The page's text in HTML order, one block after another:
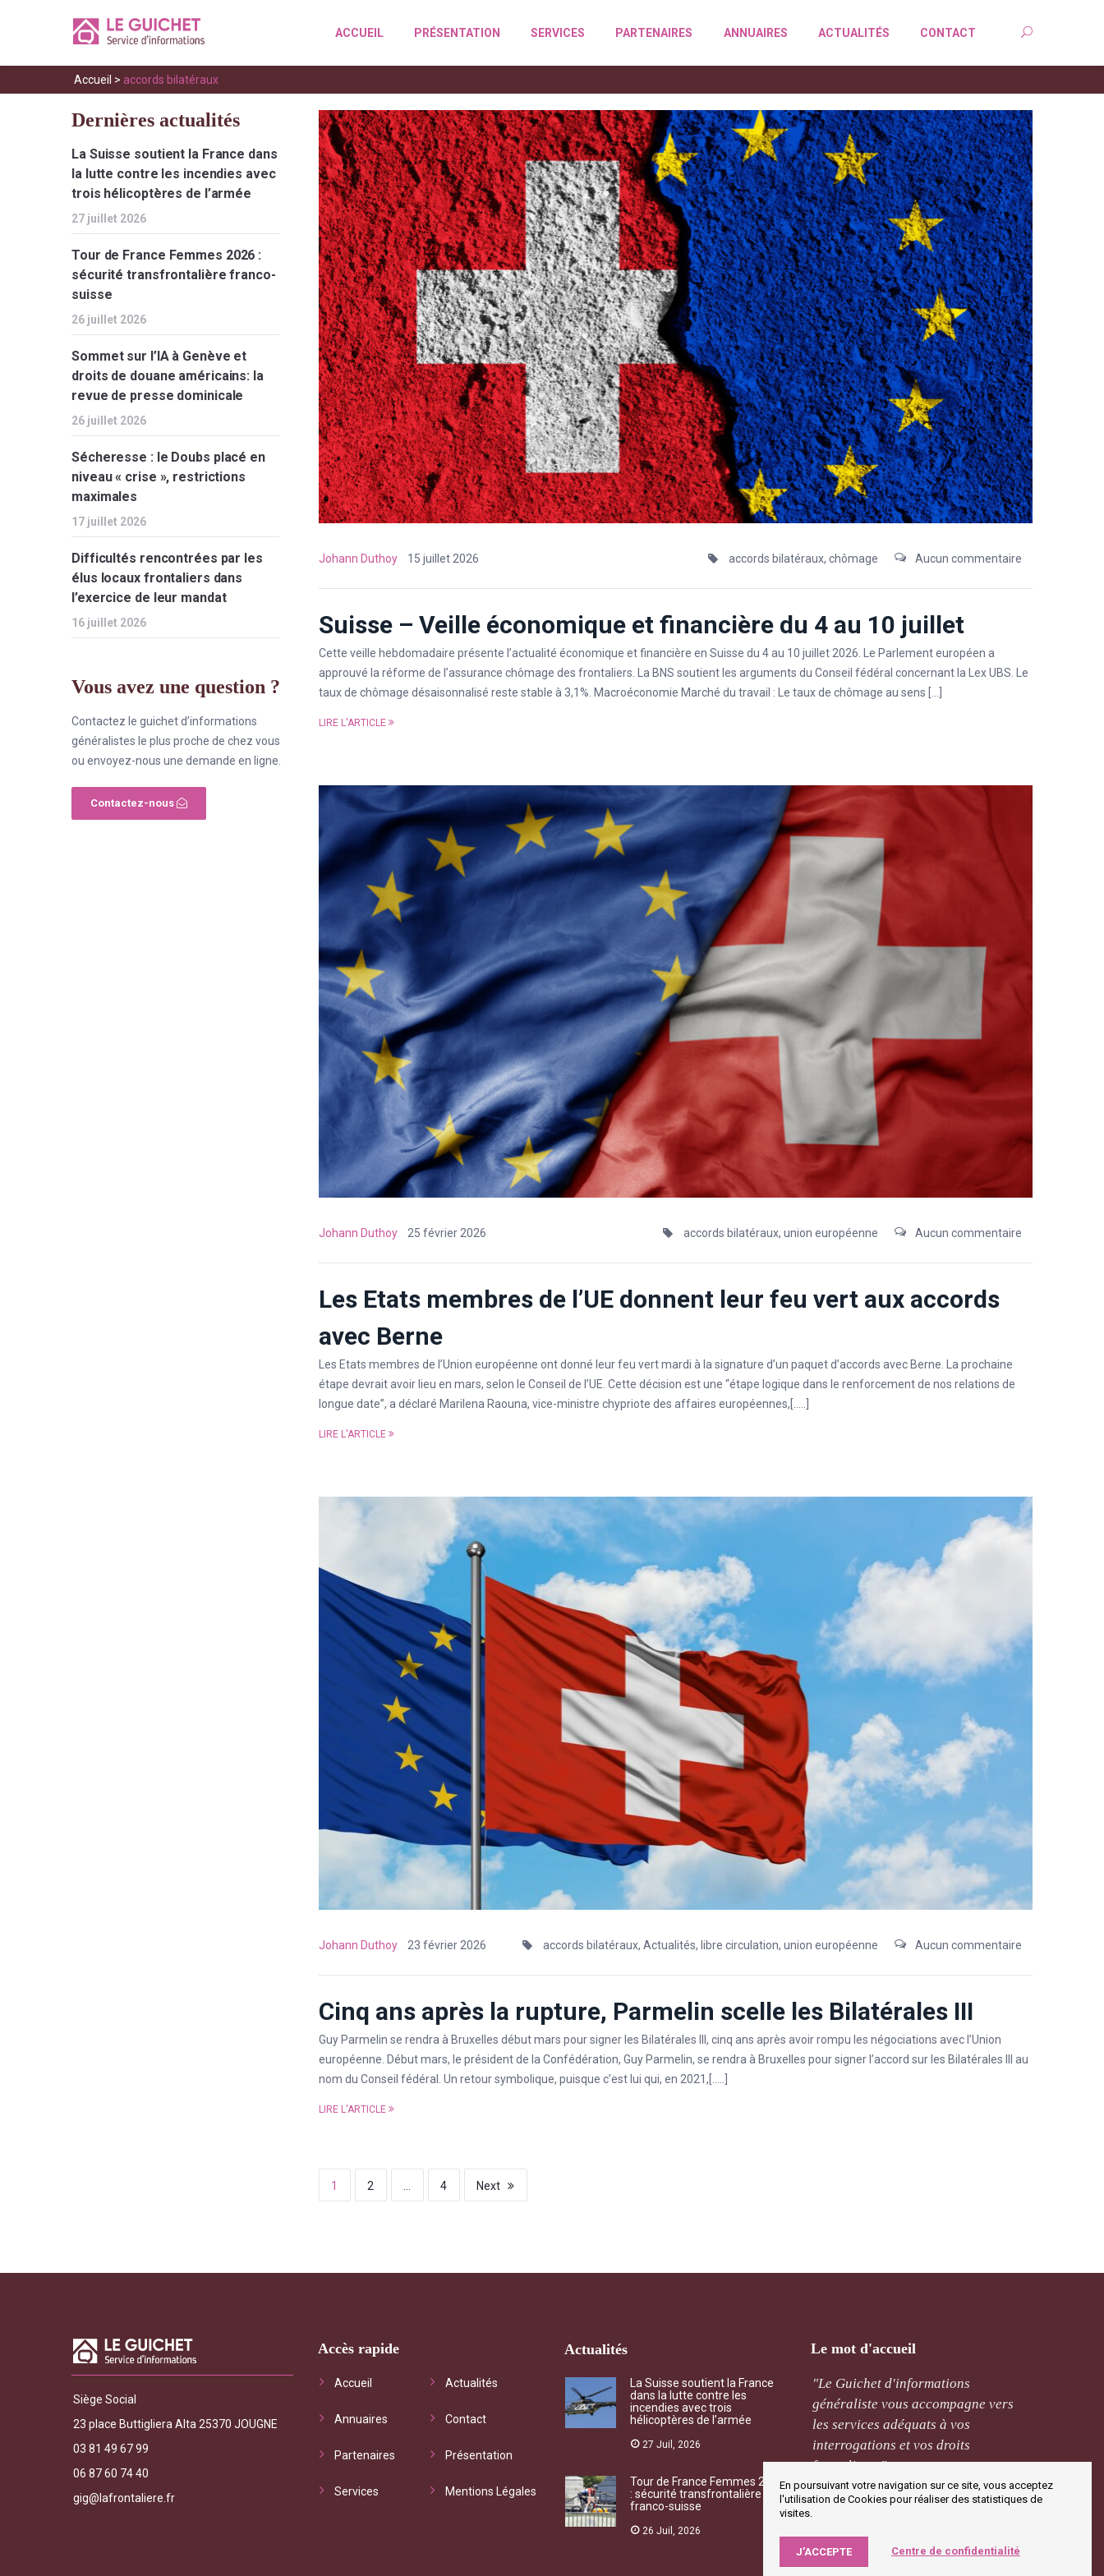
ACCUEIL PRÉSENTATION SERVICES PARTENAIRES ANNUAIRES ACTUALITÉS CONTACT
Accueil > accords bilatéraux
Johann Duthoy 15 juillet 2026 accords bilatéraux, chômage Aucun commentaire
Suisse – Veille économique et financière du 4 au 10 juillet
Cette veille hebdomadaire présente l’actualité économique et financière en Suisse du 4 au 10 juillet 2026. Le Parlement européen a
approuvé la réforme de l’assurance chômage des frontaliers. La BNS soutient les arguments du Conseil fédéral concernant la Lex UBS. Le
taux de chômage désaisonnalisé reste stable à 3,1%. Macroéconomie Marché du travail : Le taux de chômage au sens […]
LIRE L'ARTICLE
Johann Duthoy 25 février 2026 accords bilatéraux, union européenne Aucun commentaire
Les Etats membres de l’UE donnent leur feu vert aux accords
avec Berne
Les Etats membres de l’Union européenne ont donné leur feu vert mardi à la signature d’un paquet d’accords avec Berne. La prochaine
étape devrait avoir lieu en mars, selon le Conseil de l’UE. Cette décision est une “étape logique dans le renforcement de nos relations de
longue date”, a déclaré Marilena Raouna, vice-ministre chypriote des affaires européennes,[…..]
LIRE L'ARTICLE
Johann Duthoy 23 février 2026 accords bilatéraux, Actualités, libre circulation, union européenne Aucun commentaire
Cinq ans après la rupture, Parmelin scelle les Bilatérales III
Guy Parmelin se rendra à Bruxelles début mars pour signer les Bilatérales III, cinq ans après avoir rompu les négociations avec l’Union
européenne. Début mars, le président de la Confédération, Guy Parmelin, se rendra à Bruxelles pour signer l’accord sur les Bilatérales III au
nom du Conseil fédéral. Un retour symbolique, puisque c’est lui qui, en 2021,[…..]
LIRE L'ARTICLE
1 2 4 Next
Dernières actualités
La Suisse soutient la France dans
la lutte contre les incendies avec
trois hélicoptères de l’armée
27 juillet 2026
Tour de France Femmes 2026 :
sécurité transfrontalière franco-
suisse
26 juillet 2026
Sommet sur l’IA à Genève et
droits de douane américains: la
revue de presse dominicale
26 juillet 2026
Sécheresse : le Doubs placé en
niveau « crise », restrictions
maximales
17 juillet 2026
Difficultés rencontrées par les
élus locaux frontaliers dans
l’exercice de leur mandat
16 juillet 2026
Vous avez une question ?
Contactez le guichet d’informations
généralistes le plus proche de chez vous
ou envoyez-nous une demande en ligne.
Contactez-nous
Siège Social
23 place Buttigliera Alta 25370 JOUGNE
03 81 49 67 99
06 87 60 74 40
gig@lafrontaliere.fr
Accès rapide
Accueil Actualités
Annuaires Contact
Partenaires Présentation
Services Mentions Légales
Actualités
La Suisse soutient la France
dans la lutte contre les
incendies avec trois
hélicoptères de l’armée
27 Juil, 2026
Tour de France Femmes 2026
: sécurité transfrontalière
franco-suisse
26 Juil, 2026
Le mot d'accueil
"Le Guichet d'informations
les services adéquats à vos
"Qu’il s’agisse de questionnement
mutualiste ou de besoin concernant
l’association, chaque demande sera
traitée dans les meilleurs délais. "
M Rivière Gaillard
"Le Guichet d'informations
généraliste vous accompagne vers
les services adéquats à vos
interrogations et vos droits
frontaliers. "
M Rivière
En poursuivant votre navigation sur ce site, vous acceptez
l'utilisation de Cookies pour réaliser des statistiques de
visites.
J’ACCEPTE Centre de confidentialité